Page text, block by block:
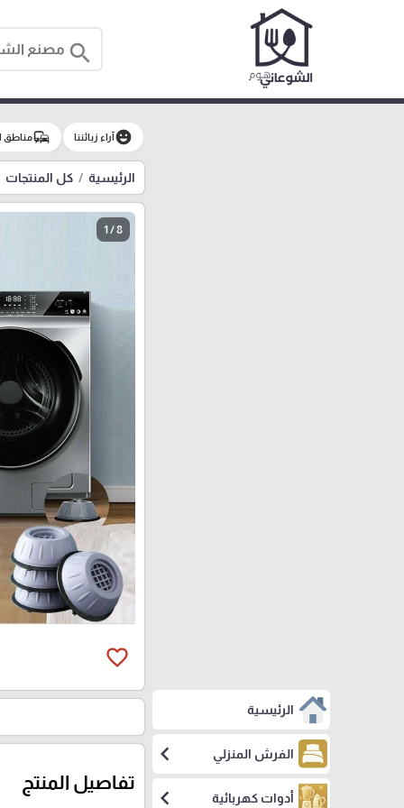
search
الرئيسية
الفرش المنزلي chevron_left
أدوات كهربائية chevron_left
emoji_emotionsآراء زبائننا commuteمناطق
الرئيسية كل المنتجات
1 / 8
favorite_border
تفاصيل المنتج